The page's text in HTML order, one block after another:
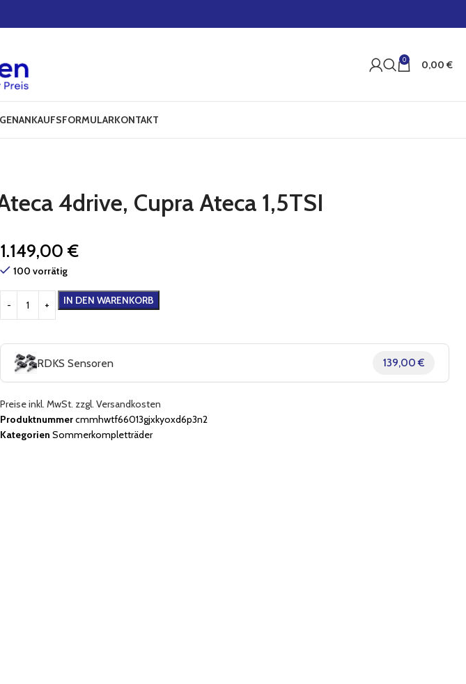
0 0,00 €
ANKAUFSFORMULARKONTAKT
4drive, Cupra Ateca 1,5TSI
1.149,00 €
100 vorrätig
IN DEN WARENKORB
RDKS Sensoren 139,00 €
Preise inkl. MwSt. zzgl. Versandkosten
Produktnummercmmhwtf66013gjxkyoxd6p3n2
Kategorien Sommerkompletträder